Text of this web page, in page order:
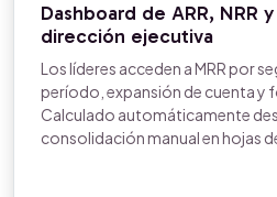
Dashboard de ARR, NRR
dirección ejecutiva
Los líderes acceden a MRR por
período, expansión de cuenta y
Calculado automáticamente
consolidación manual en hojas